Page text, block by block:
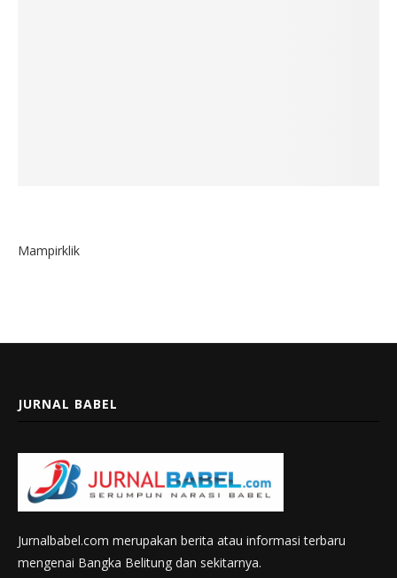
Mampirklik
JURNAL BABEL
Jurnalbabel.com merupakan berita atau informasi terbaru
mengenai Bangka Belitung dan sekitarnya.